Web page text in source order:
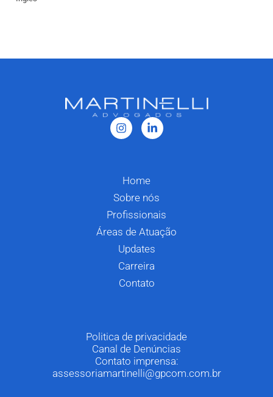
Home
Sobre nós
Profissionais
Áreas de Atuação
Updates
Carreira
Contato
Politica de privacidade
Canal de Denúncias
Contato imprensa:
assessoriamartinelli@gpcom.com.br